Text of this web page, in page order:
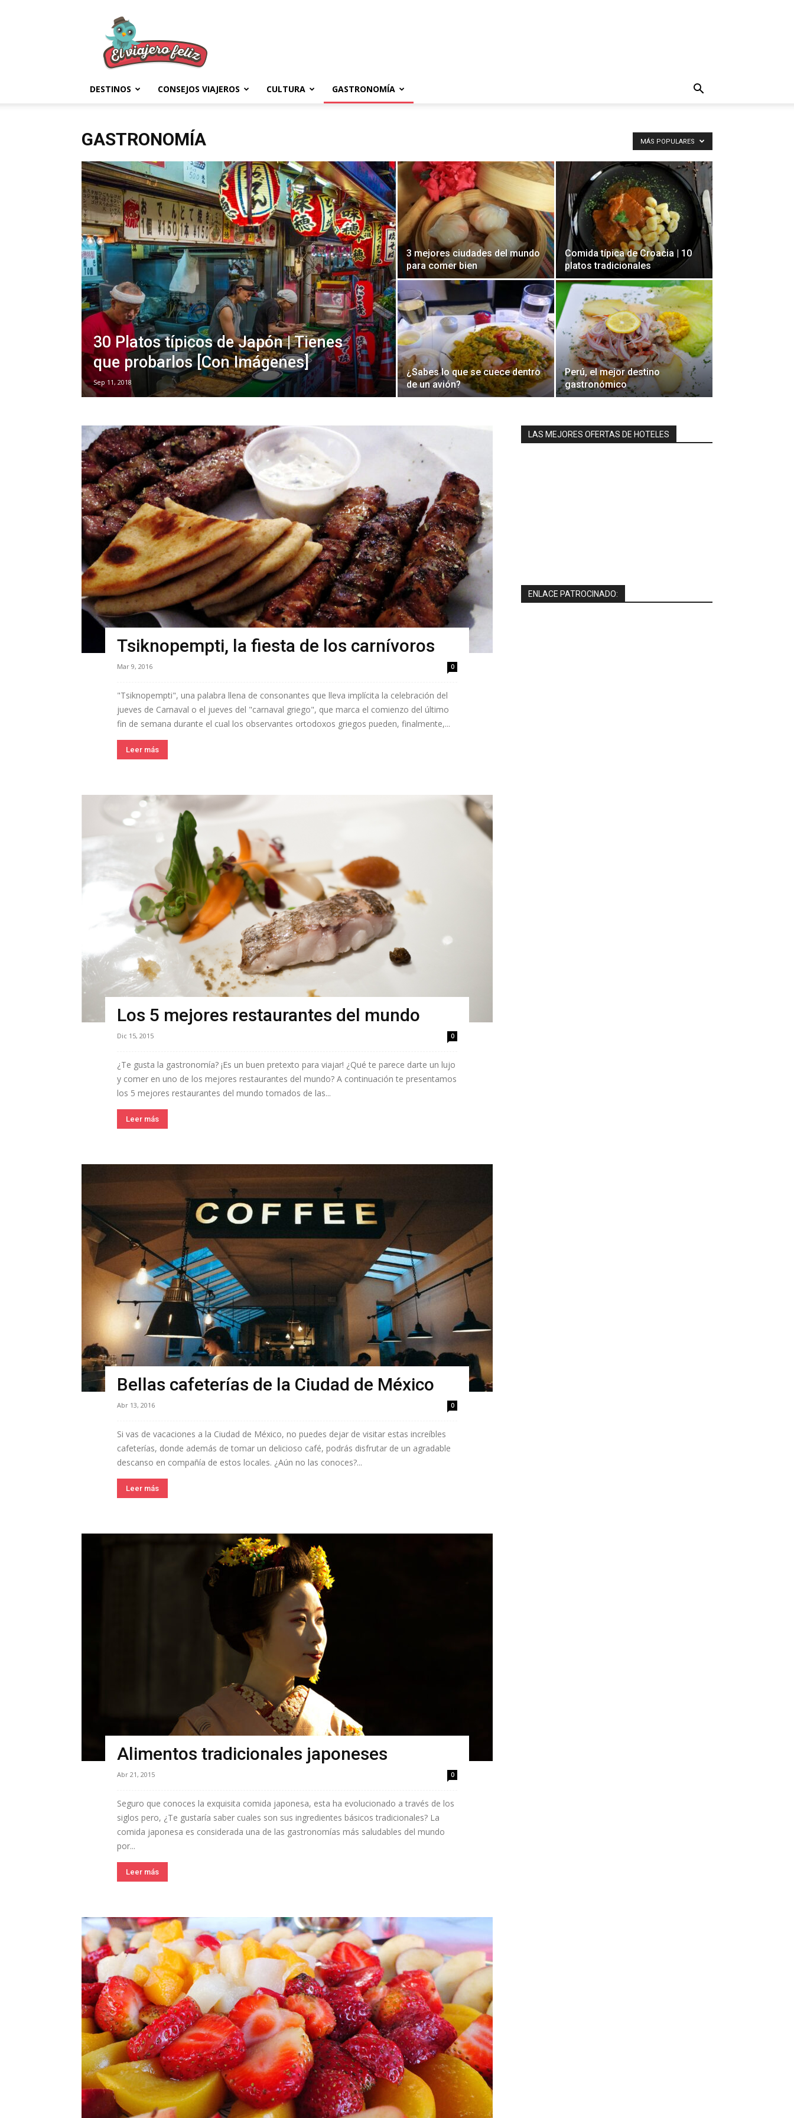
Feliz
DESTINOS CONSEJOS VIAJEROS CULTURA GASTRONOMÍA
GASTRONOMÍA MÁS POPULARES
30 Platos típicos de Japón | Tienes
que probarlos [Con Imágenes]
Sep 11, 2018
3 mejores ciudades del mundo
para comer bien
Comida típica de Croacia | 10
platos tradicionales
¿Sabes lo que se cuece dentro
de un avión?
Perú, el mejor destino
gastronómico
Tsiknopempti, la fiesta de los carnívoros
Mar 9, 2016 0
"Tsiknopempti", una palabra llena de consonantes que lleva implícita la celebración del
jueves de Carnaval o el jueves del "carnaval griego", que marca el comienzo del último
fin de semana durante el cual los observantes ortodoxos griegos pueden, finalmente,...
Leer más
Los 5 mejores restaurantes del mundo
Dic 15, 2015 0
¿Te gusta la gastronomía? ¡Es un buen pretexto para viajar! ¿Qué te parece darte un lujo
y comer en uno de los mejores restaurantes del mundo? A continuación te presentamos
los 5 mejores restaurantes del mundo tomados de las...
Leer más
Bellas cafeterías de la Ciudad de México
Abr 13, 2016 0
Si vas de vacaciones a la Ciudad de México, no puedes dejar de visitar estas increíbles
cafeterías, donde además de tomar un delicioso café, podrás disfrutar de un agradable
descanso en compañía de estos locales. ¿Aún no las conoces?...
Leer más
Alimentos tradicionales japoneses
Abr 21, 2015 0
Seguro que conoces la exquisita comida japonesa, esta ha evolucionado a través de los
siglos pero, ¿Te gustaría saber cuales son sus ingredientes básicos tradicionales? La
comida japonesa es considerada una de las gastronomías más saludables del mundo
por...
Leer más
LAS MEJORES OFERTAS DE HOTELES
ENLACE PATROCINADO: